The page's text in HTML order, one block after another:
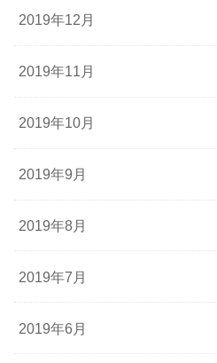
2019年12月
2019年11月
2019年10月
2019年9月
2019年8月
2019年7月
2019年6月